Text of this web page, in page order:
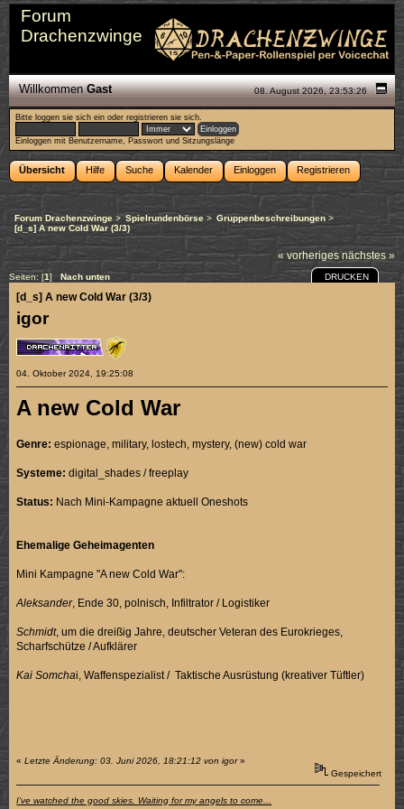
Forum
Drachenzwinge
08. August 2026, 23:53:26
WillkommenGast
Bitte loggen sie sich ein oderregistrieren sie sich.
Einloggen mit Benutzername, Passwort und Sitzungslänge
Übersicht Hilfe Suche Kalender Einloggen Registrieren
Forum Drachenzwinge > Spielrundenbörse> Gruppenbeschreibungen>
[d_s] A new Cold War (3/3)
« vorheriges nächstes »
Seiten: [1] Nach unten DRUCKEN
igor
04. Oktober 2024, 19:25:08
[d_s] A new Cold War (3/3)
A new Cold War
Genre: espionage, military, lostech, mystery, (new) cold war
Systeme:digital_shades / freeplay
Status: Nach Mini-Kampagne aktuell Oneshots
Ehemalige Geheimagenten
Mini Kampagne "A new Cold War":
Aleksander, Ende 30, polnisch, Infiltrator / Logistiker
Schmidt, um die dreißig Jahre, deutscher Veteran des Eurokrieges,
Scharfschütze / Aufklärer
Kai Somchai, Waffenspezialist / Taktische Ausrüstung (kreativer Tüftler)
«Letzte Änderung: 03. Juni 2026, 18:21:12 von igor»
Gespeichert
I've watched the good skies. Waiting for my angels to come...